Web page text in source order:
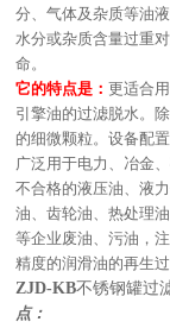
分、气体及杂质等油
水分或杂质含量过重
命。
它的特点是：更适合
引擎油的过滤脱水。
的细微颗粒。设备配
广泛用于电力、冶金
不合格的液压油、液
油、齿轮油、热处理
等企业废油、污油，
精度的润滑油的再生过
ZJD-KB不锈钢罐过
点：